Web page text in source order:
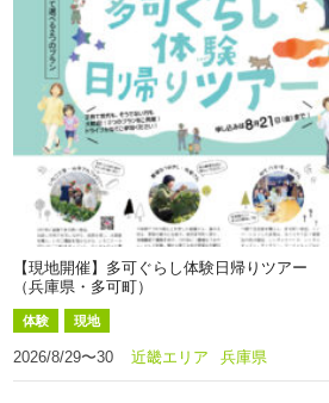
【現地開催】多可ぐらし体験日帰りツアー
（兵庫県・多可町）
体験 現地
2026/8/29〜30 近畿エリア 兵庫県